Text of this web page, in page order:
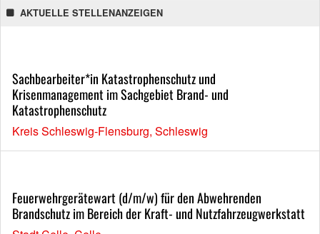
AKTUELLE STELLENANZEIGEN
Sachbearbeiter*in Katastrophenschutz und
Krisenmanagement im Sachgebiet Brand- und
Katastrophenschutz
Kreis Schleswig-Flensburg, Schleswig
Feuerwehrgerätewart (d/m/w) für den Abwehrenden
Brandschutz im Bereich der Kraft- und Nutzfahrzeugwerkstatt